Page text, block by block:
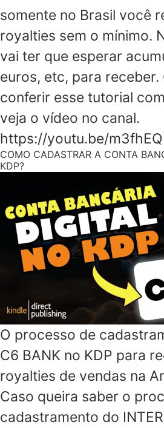
somente no Brasil você
royalties sem o mínimo.
vai ter que esperar
euros, etc, para receber.
conferir esse tutorial
veja o vídeo no canal.
https://youtu.be/
COMO CADASTRAR A CONTA
KDP?
O processo de
C6 BANK no KDP para
royalties de vendas na
Caso queira saber o
cadastramento do